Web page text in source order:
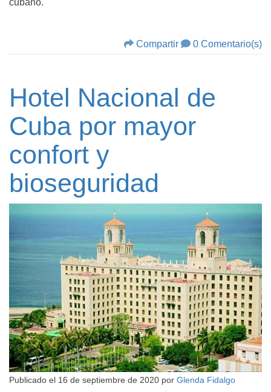
cubano.
Compartir 0 Comentario(s)
Hotel Nacional de
Cuba por mayor
confort y
bioseguridad
Publicado el 16 de septiembre de 2020 por Glenda Fidalgo